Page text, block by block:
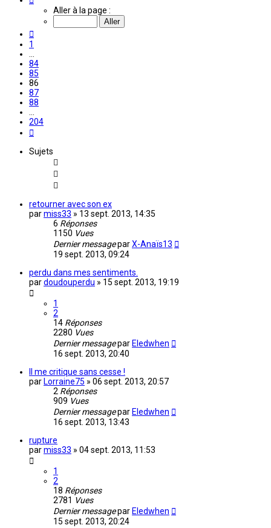
Aller à la page :
1
84
85
86
87
88
204
Sujets
retourner avec son ex
parmiss33 » 13 sept. 2013, 14:35
6 Réponses
1150 Vues
Dernier messageparX-Anaïs13
19 sept. 2013, 09:24
perdu dans mes sentiments.
pardoudouperdu » 15 sept. 2013, 19:19
1
2
14 Réponses
2280 Vues
Dernier messagepar Eledwhen
16 sept. 2013, 20:40
Il me critique sans cesse !
par Lorraine75 » 06 sept. 2013, 20:57
2 Réponses
909 Vues
Dernier messagepar Eledwhen
16 sept. 2013, 13:43
rupture
parmiss33 » 04 sept. 2013, 11:53
1
2
18 Réponses
2781 Vues
Dernier messagepar Eledwhen
15 sept. 2013, 20:24